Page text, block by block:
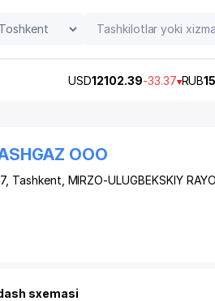
USD12102.39-33.37 RUB
OOO
Tashkent, MIRZO-ULUGBEKSKIY
sxemasi